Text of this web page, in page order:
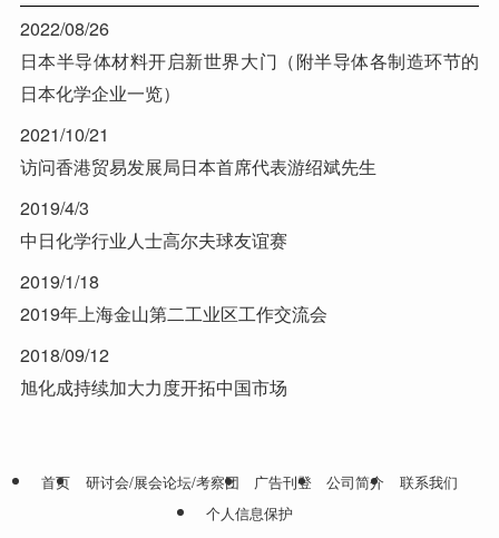
2022/08/26
日本半导体材料开启新世界大门（附半导体各制造环节的
日本化学企业一览）
2021/10/21
访问香港贸易发展局日本首席代表游绍斌先生
2019/4/3
中日化学行业人士高尔夫球友谊赛
2019/1/18
2019年上海金山第二工业区工作交流会
2018/09/12
旭化成持续加大力度开拓中国市场
首页 研讨会/展会论坛/考察团 广告刊登 公司简介
联系我们
个人信息保护